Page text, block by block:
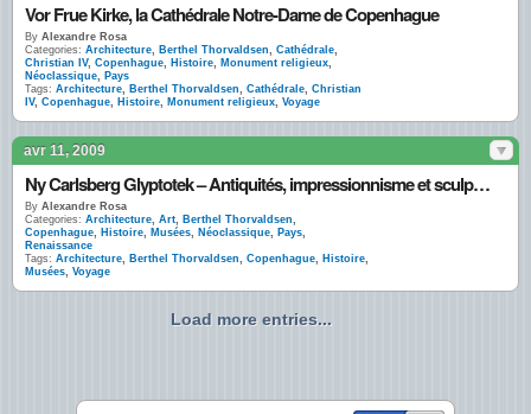
Vor Frue Kirke, la Cathédrale Notre-Dame de Copenhague
By Alexandre Rosa
Categories: Architecture, Berthel Thorvaldsen, Cathédrale,
Christian IV, Copenhague, Histoire, Monument religieux,
Néoclassique, Pays
Tags: Architecture, Berthel Thorvaldsen, Cathédrale, Christian
IV, Copenhague, Histoire, Monument religieux, Voyage
avr 11, 2009
Ny Carlsberg Glyptotek – Antiquités, impressionnisme et sculpture à Copenhague
By Alexandre Rosa
Categories: Architecture, Art, Berthel Thorvaldsen,
Copenhague, Histoire, Musées, Néoclassique, Pays,
Renaissance
Tags: Architecture, Berthel Thorvaldsen, Copenhague, Histoire,
Musées, Voyage
Load more entries...